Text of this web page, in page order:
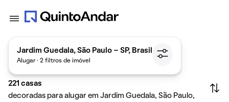
Jardim Guedala, São Paulo - SP, Brasil
Alugar · 2 filtros de imóvel
221 casas
decoradas para alugar em Jardim Guedala, São Paulo,